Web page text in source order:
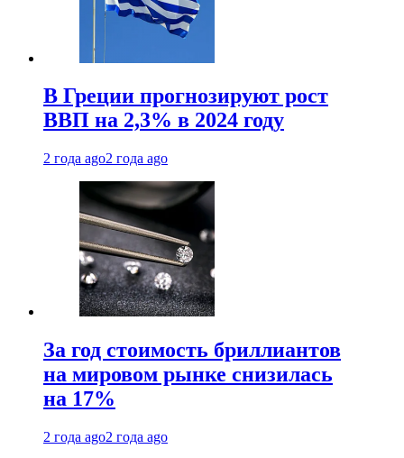
В Греции прогнозируют рост
ВВП на 2,3% в 2024 году
2 года ago2 года ago
За год стоимость бриллиантов
на мировом рынке снизилась
на 17%
2 года ago2 года ago